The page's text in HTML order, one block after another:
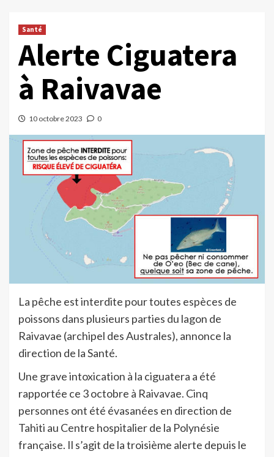
Santé
Alerte Ciguatera
à Raivavae
10 octobre 2023 0
La pêche est interdite pour toutes espèces de
poissons dans plusieurs parties du lagon de
Raivavae (archipel des Australes), annonce la
direction de la Santé.
Une grave intoxication à la ciguatera a été
rapportée ce 3 octobre à Raivavae. Cinq
personnes ont été évasanées en direction de
Tahiti au Centre hospitalier de la Polynésie
française. Il s’agit de la troisième alerte depuis le